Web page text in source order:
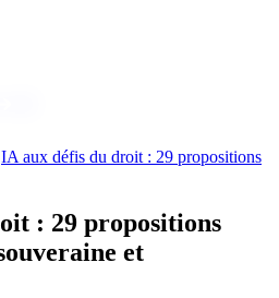
IA aux défis du droit : 29 propositions
: 29 propositions
et